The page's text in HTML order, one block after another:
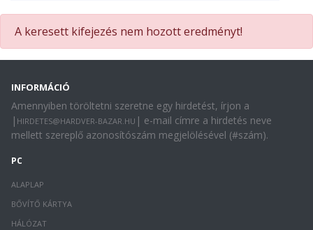
A keresett kifejezés nem hozott eredményt!
INFORMÁCIÓ
Amennyiben töröltetni szeretne egy hirdetést, írjon a
| HIRDETES@HARDVER-BAZAR.HU | e-mail címre a hirdetés neve
mellett szereplő azonosítószám megjelölésével (#szám).
PC
ALAPLAP
BŐVÍTŐ KÁRTYA
HÁLÓZAT